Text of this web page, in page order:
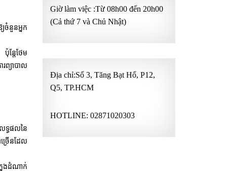
ចំនួនអ្នក
ន្តែថែម
ព្យាបាល
ទ្ធផលនៃ
រើនដែល
នុងដំណាក់
Giờ làm việc :Từ 08h00 đến 20h00
(Cả thứ 7 và Chủ Nhật)
Địa chỉ:Số 3, Tăng Bạt Hổ, P12,
Q5, TP.HCM
HOTLINE: 02871020303